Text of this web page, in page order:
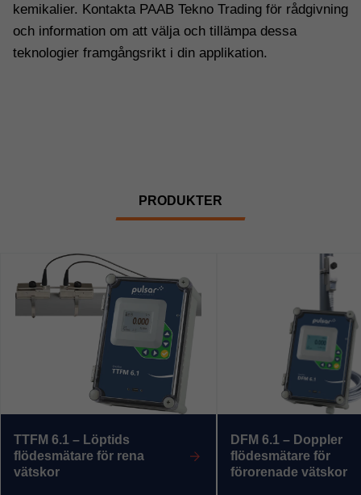
kemikalier. Kontakta PAAB Tekno Trading för rådgivning
och information om att välja och tillämpa dessa
teknologier framgångsrikt i din applikation.
PRODUKTER
TTFM 6.1 – Löptids
flödesmätare för rena
vätskor
DFM 6.1 – Doppler
flödesmätare för
förorenade vätskor